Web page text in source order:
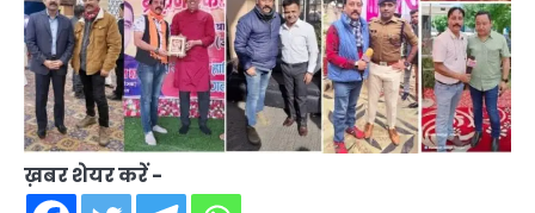
ख़बर शेयर करें -